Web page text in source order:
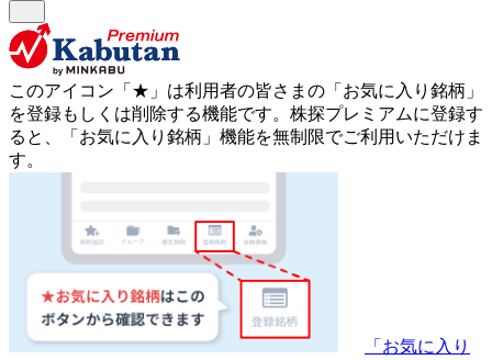
このアイコン 「★」 は利用者の皆さまの 「お気に入り銘柄」
を登録もしくは削除する機能です。 株探プレミアムに登録す
ると、「お気に入り銘柄」機能を無制限でご利用いただけま
す。
「お気に入り